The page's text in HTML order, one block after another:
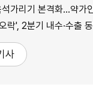
기 본격화…약가인하·공시규제·
', 2분기 내수·수출 동반
사